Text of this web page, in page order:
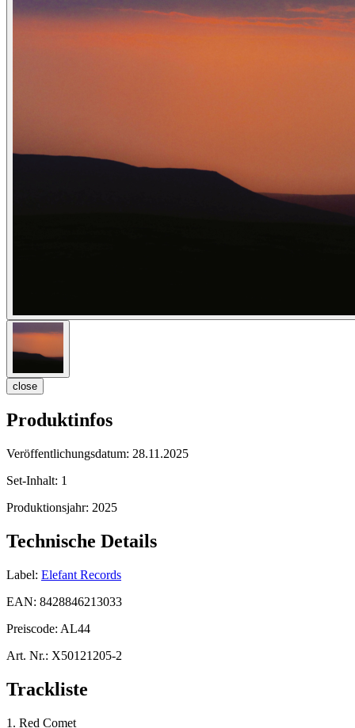
close
Produktinfos
Veröffentlichungsdatum: 28.11.2025
Set-Inhalt: 1
Produktionsjahr: 2025
Technische Details
Label: Elefant Records
EAN: 8428846213033
Preiscode: AL44
Art. Nr.: X50121205-2
Trackliste
1. Red Comet